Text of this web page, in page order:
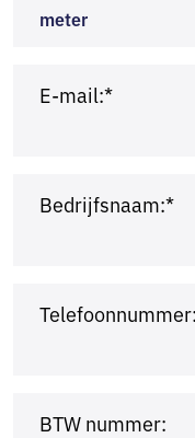
meter
E-mail:*
Bedrijfsnaam:*
BTW nummer: